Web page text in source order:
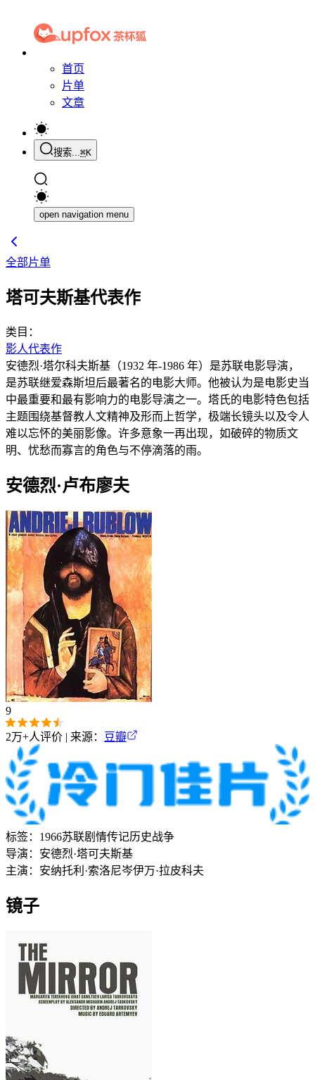
首页
片单
文章
搜索...⌘K
open navigation menu
全部片单
塔可夫斯基代表作
类目：
影人代表作
安德烈·塔尔科夫斯基（1932 年-1986 年）是苏联电影导演，
是苏联继爱森斯坦后最著名的电影大师。他被认为是电影史当
中最重要和最有影响力的电影导演之一。塔氏的电影特色包括
主题围绕基督教人文精神及形而上哲学，极端长镜头以及令人
难以忘怀的美丽影像。许多意象一再出现，如破碎的物质文
明、忧愁而寡言的角色与不停滴落的雨。
安德烈·卢布廖夫
9
2万+人评价 | 来源： 豆瓣
标签： 1966苏联剧情传记历史战争
导演： 安德烈·塔可夫斯基
主演： 安纳托利·索洛尼岑伊万·拉皮科夫
镜子